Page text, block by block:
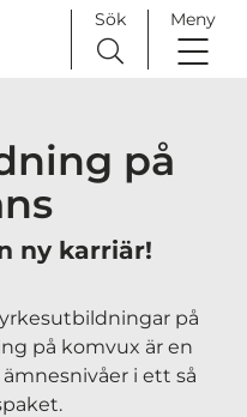
Sök Meny
på
ny karriär!
på
på komvux är en
i ett så